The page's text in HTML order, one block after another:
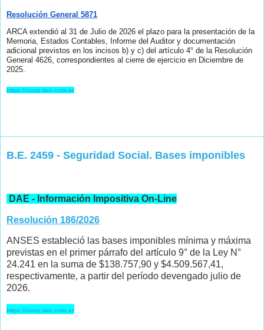
Resolución General 5871
ARCA extendió al 31 de Julio de 2026 el plazo para la presentación de la
Memoria, Estados Contables, Informe del Auditor y documentación
adicional previstos en los incisos b) y c) del artículo 4° de la Resolución
General 4626, correspondientes al cierre de ejercicio en Diciembre de
2025.
https://coop.dae.com.ar
B.E. 2459 - Seguridad Social. Bases imponibles
DAE - Información Impositiva On-Line
Resolución 186/2026
ANSES estableció las bases imponibles mínima y máxima
previstas en el primer párrafo del artículo 9° de la Ley N°
24.241 en la suma de $138.757,90 y $4.509.567,41,
respectivamente, a partir del período devengado julio de
2026.
https://coop.dae.com.ar